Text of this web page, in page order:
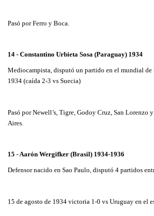
Pasó por Ferro y Boca.
14 - Constantino Urbieta Sosa (Paraguay) 1934
Mediocampista, disputó un partido en el mundial de
1934 (caída 2-3 vs Suecia)
Pasó por Newell’s, Tigre, Godoy Cruz, San Lorenzo
Aires.
15 - Aarón Wergifker (Brasil) 1934-1936
Defensor nacido en Sao Paulo, disputó 4 partidos
15 de agosto de 1934 victoria 1-0 vs Uruguay en el